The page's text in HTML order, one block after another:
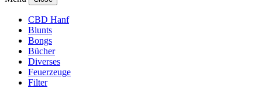
CBD Hanf
Blunts
Bongs
Bücher
Diverses
Feuerzeuge
Filter